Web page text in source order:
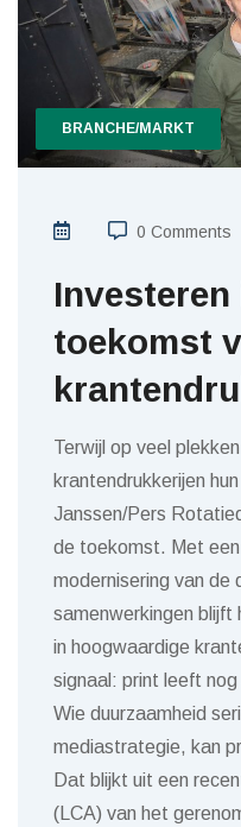
BRANCHE/MARKT
0 Comments
Investeren
toekomst
Terwijl op veel
krantendrukkerijen
Janssen/Pers
de toekomst. Met
modernisering van de
samenwerkingen blijft
in hoogwaardige
signaal: print leeft nog
Wie duurzaamheid
mediastrategie, kan
Dat blijkt uit een
(LCA) van het